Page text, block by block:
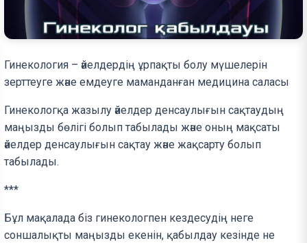
Гинекология – әйелдердің ұрпақты болу мүшелерін
зерттеуге және емдеуге маманданған медицина саласы
Гинекологқа жазылу әйелдер денсаулығын сақтаудың
маңызды бөлігі болып табылады және оның мақсаты
әйелдер денсаулығын сақтау және жақсарту болып
табылады.
***
Бұл мақалада біз гинекологпен кездесудің неге
соншалықты маңызды екенін, қабылдау кезінде не